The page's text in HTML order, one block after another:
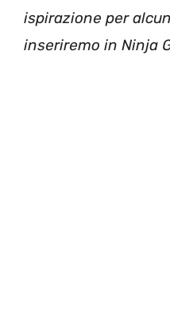
ispirazione per
inseriremo in Ninja